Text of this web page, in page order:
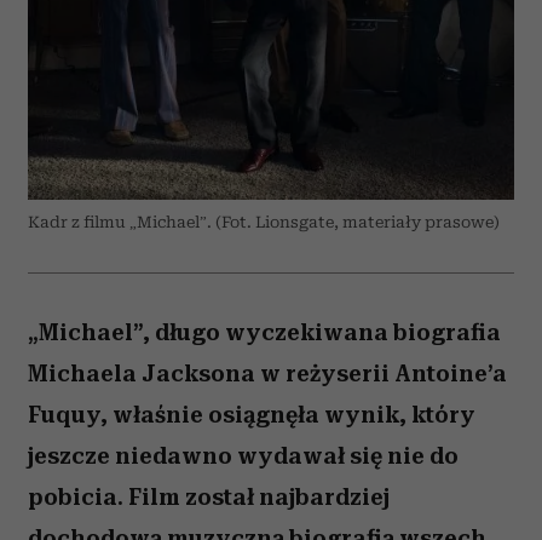
Kadr z filmu „Michael”. (Fot. Lionsgate, materiały prasowe)
„Michael”, długo wyczekiwana biografia
Michaela Jacksona w reżyserii Antoine’a
Fuquy, właśnie osiągnęła wynik, który
jeszcze niedawno wydawał się nie do
pobicia. Film został najbardziej